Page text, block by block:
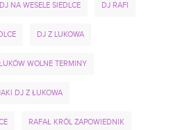
DJ NA WESELE SIEDLCE DJ RAFI
DJ Z LUKOWA
WOLNE TERMINY
DJ Z ŁUKOWA
RAFAŁ KRÓL ZAPOWIEDNIK